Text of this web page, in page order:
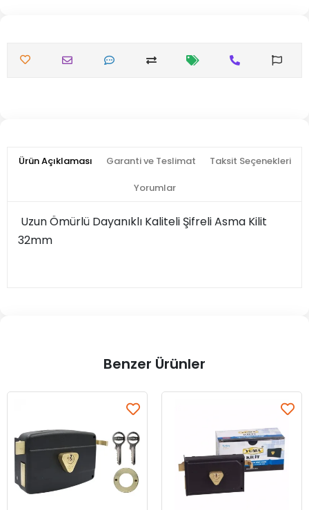
Ürün Açıklaması Garanti ve Teslimat Taksit Seçenekleri
Yorumlar
Uzun Ömürlü Dayanıklı Kaliteli Şifreli Asma Kilit
32mm
Benzer Ürünler